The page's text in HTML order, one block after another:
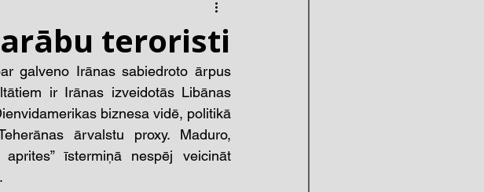
teroristi
galveno Irānas sabiedroto ārpus
ir Irānas izveidotās Libānas
biznesa vidē, politikā
ārvalstu proxy. Maduro,
īstermiņā nespēj veicināt